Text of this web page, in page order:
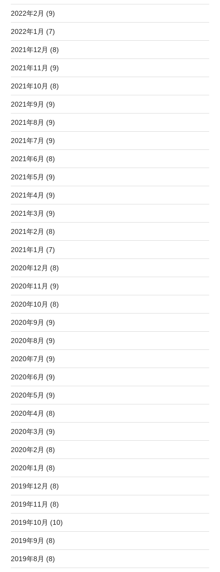
2022年2月 (9)
2022年1月 (7)
2021年12月 (8)
2021年11月 (9)
2021年10月 (8)
2021年9月 (9)
2021年8月 (9)
2021年7月 (9)
2021年6月 (8)
2021年5月 (9)
2021年4月 (9)
2021年3月 (9)
2021年2月 (8)
2021年1月 (7)
2020年12月 (8)
2020年11月 (9)
2020年10月 (8)
2020年9月 (9)
2020年8月 (9)
2020年7月 (9)
2020年6月 (9)
2020年5月 (9)
2020年4月 (8)
2020年3月 (9)
2020年2月 (8)
2020年1月 (8)
2019年12月 (8)
2019年11月 (8)
2019年10月 (10)
2019年9月 (8)
2019年8月 (8)